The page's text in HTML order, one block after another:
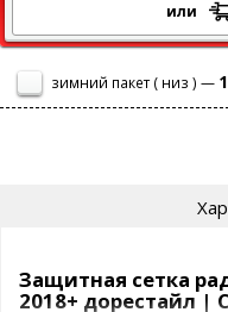
или
зимний пакет ( низ ) —
Защитная сетка
2018+ дорестайл |